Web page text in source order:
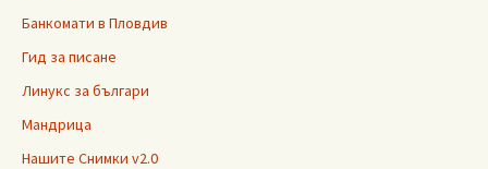
Банкомати в Пловдив
Гид за писане
Линукс за българи
Мандрица
Нашите Снимки v2.0